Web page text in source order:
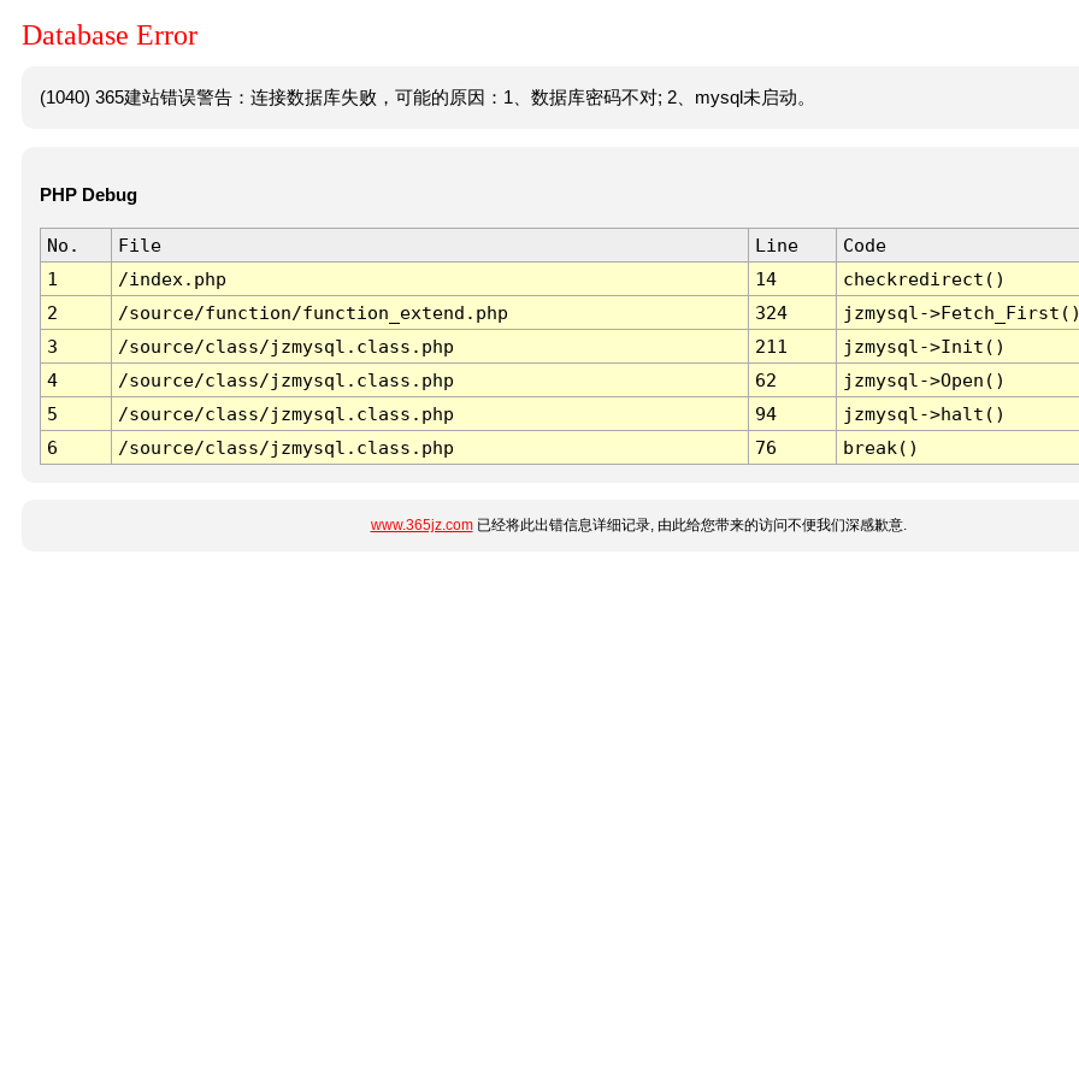
Database Error
(1040) 365建站错误警告：连接数据库失败，可能的原因：1、数据库密码不对; 2、mysql未启动。
PHP Debug
No. File Line
Code
1
/index.php 14
checkredirect()
2
/source/function/function_extend.php 324
jzmysql-
3
/source/class/jzmysql.class.php 211
jzmysql->Init()
4
/source/class/jzmysql.class.php 62
jzmysql->Open()
5
/source/class/jzmysql.class.php 94
jzmysql->halt()
6
/source/class/jzmysql.class.php 76 break()
www.365jz.com已经将此出错信息详细记录, 由此给您带来的访问不便我们深感歉意.